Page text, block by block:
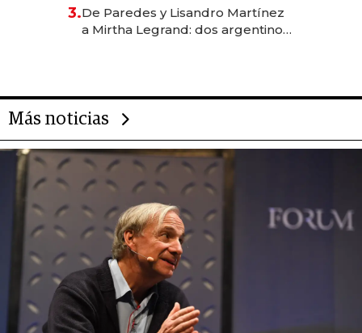
las marcas "fast premium"
3.De Paredes y Lisandro Martínez
a Mirtha Legrand: dos argentinos
Más noticias